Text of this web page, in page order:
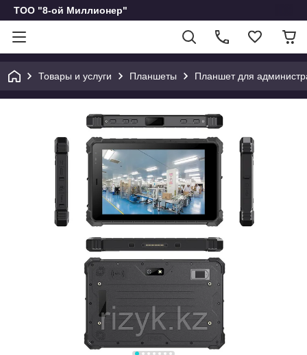
ТОО "8-ой Миллионер"
Товары и услуги Планшеты Планшет для